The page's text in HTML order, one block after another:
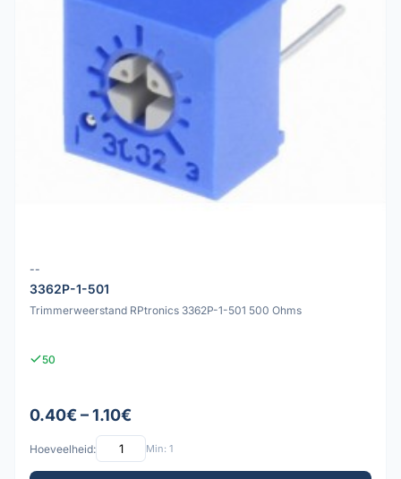
--
3362P-1-501
Trimmerweerstand RPtronics 3362P-1-501 500 Ohms
50
0.40€ – 1.10€
Hoeveelheid: Min: 1